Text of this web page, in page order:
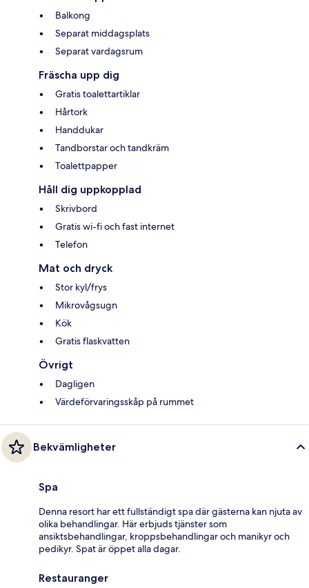
Balkong
Separat middagsplats
Separat vardagsrum
Fräscha upp dig
Gratis toalettartiklar
Hårtork
Handdukar
Tandborstar och tandkräm
Toalettpapper
Håll dig uppkopplad
Skrivbord
Gratis wi-fi och fast internet
Telefon
Mat och dryck
Stor kyl/frys
Mikrovågsugn
Kök
Gratis flaskvatten
Övrigt
Dagligen
Värdeförvaringsskåp på rummet
Bekvämligheter
Spa
Denna resort har ett fullständigt spa där gästerna kan njuta av
olika behandlingar. Här erbjuds tjänster som
ansiktsbehandlingar, kroppsbehandlingar och manikyr och
pedikyr. Spat är öppet alla dagar.
Restauranger